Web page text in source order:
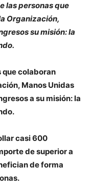
las personas que
Organización,
su misión: la
que colaboran
Manos Unidas
a su misión: la
casi 600
de superior a
de forma